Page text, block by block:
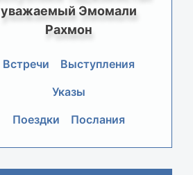
уважаемый Эмомали
Рахмон
Встречи
Выступления
Указы
Поездки
Послания